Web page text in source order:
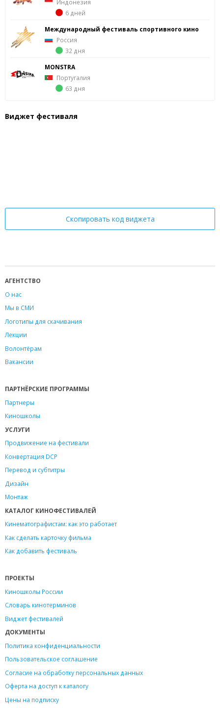
Индонезия
6 дней
Международный фестиваль спортивного кино
Россия
32 дня
MONSTRA
Португалия
63 дня
Виджет фестиваля
Скопировать код виджета
АГЕНТСТВО
О нас
Мы в СМИ
Логотипы для скачивания
Лекции
Волонтёрам
Вакансии
ПАРТНЁРСКИЕ ПРОГРАММЫ
Партнеры
Киношколы
УСЛУГИ
Продвижение на фестивали
Конвертация DCP
Перевод и субтитры
Дизайн
Монтаж
КАТАЛОГ КИНОФЕСТИВАЛЕЙ
Кинематографистам: как это работает
Как сделать карточку фильма
Как добавить фестиваль
ПРОЕКТЫ
Киношколы России
Словарь кинотерминов
Виджет фестивалей
ДОКУМЕНТЫ
Политика конфиденциальности
Пользовательское соглашение
Согласие на обработку персональных данных
Оферта на доступ к каталогу
Цены на подписку